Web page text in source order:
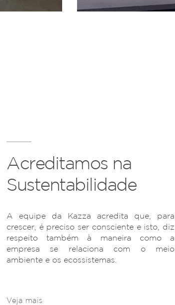
Acreditamos na
Sustentabilidade
A equipe da Kazza acredita que, para
crescer, é preciso ser consciente e isto, diz
respeito também à maneira como a
empresa se relaciona com o meio
ambiente e os ecossistemas.
Veja mais